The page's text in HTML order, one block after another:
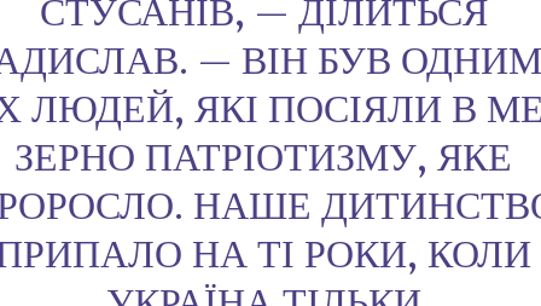
СТУСАНІВ, — ДІЛИТЬСЯ
— ВІН БУВ ОДНИМ
ЛЮДЕЙ, ЯКІ ПОСІЯЛИ В
ЗЕРНО ПАТРІОТИЗМУ, ЯКЕ
НАШЕ
НА ТІ РОКИ, КОЛИ